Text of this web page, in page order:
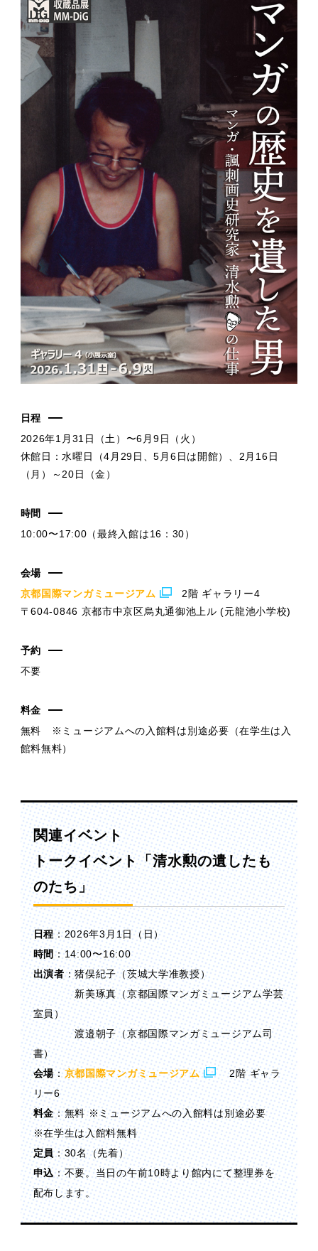
日程
2026年1月31日（土）〜6月9日（火）
休館日：水曜日（4月29日、5月6日は開館）、2月16日
（月）～20日（金）
時間
10:00〜17:00（最終入館は16：30）
会場
京都国際マンガミュージアム
2階 ギャラリー4
〒604-0846 京都市中京区烏丸通御池上ル (元龍池小学校)
予約
不要
料金
無料 ※ミュージアムへの入館料は別途必要（在学生は入
館料無料）
関連イベント
トークイベント「清水勲の遺したも
のたち」
日程：2026年3月1日（日）
時間 ：14:00〜16:00
出演者：猪俣紀子（茨城大学准教授）
新美琢真（京都国際マンガミュージアム学芸
室員）
渡邉朝子（京都国際マンガミュージアム司
書）
会場：京都国際マンガミュージアム
2階 ギャラ
リー6
料金：無料 ※ミュージアムへの入館料は別途必要
※在学生は入館料無料
定員：30名（先着）
申込：不要。当日の午前10時より館内にて整理券を
配布します。